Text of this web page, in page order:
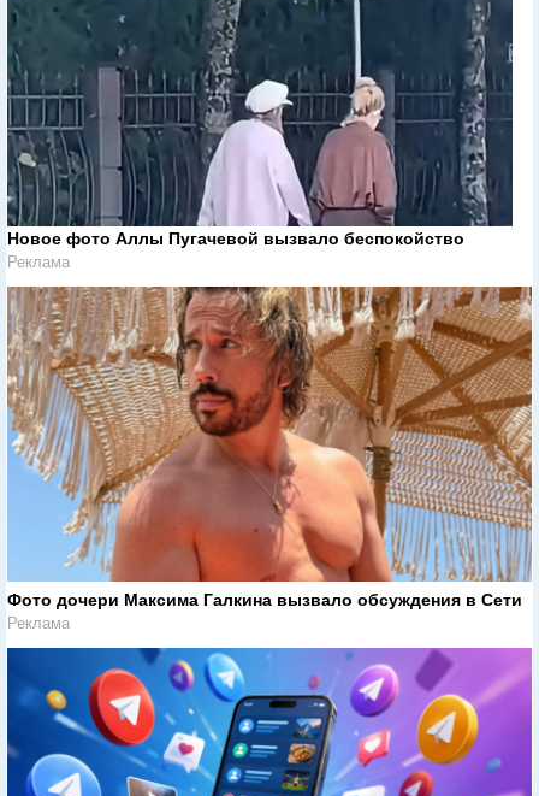
Новое фото Аллы Пугачевой вызвало беспокойство
Реклама
Фото дочери Максима Галкина вызвало обсуждения в Сети
Реклама